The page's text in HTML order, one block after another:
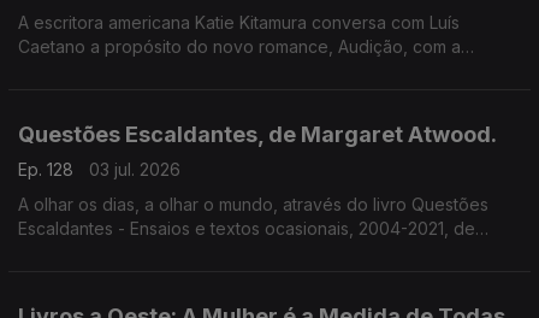
A escritora americana Katie Kitamura conversa com Luís
Caetano a propósito do novo romance, Audição, com a
Questões Escaldantes, de Margaret Atwood.
Ep. 128
03 jul. 2026
A olhar os dias, a olhar o mundo, através do livro Questões
Escaldantes - Ensaios e textos ocasionais, 2004-2021, de